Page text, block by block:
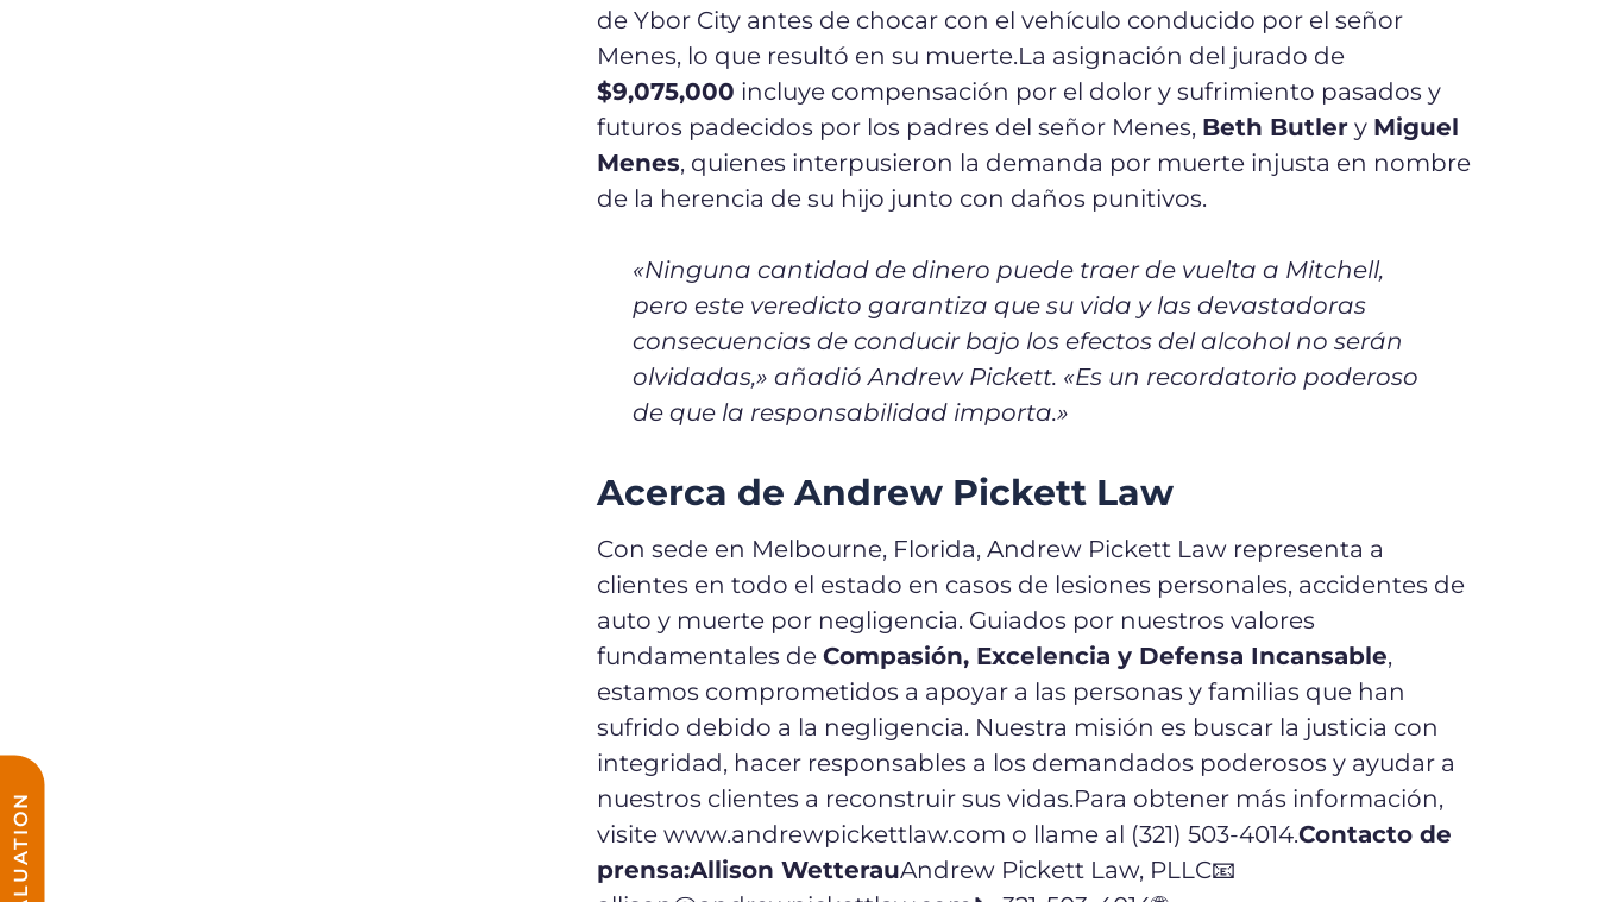
de Ybor City antes de chocar con el vehículo conducido por el señor
Menes, lo que resultó en su muerte.La asignación del jurado de
$9,075,000 incluye compensación por el dolor y sufrimiento pasados y
futuros padecidos por los padres del señor Menes, Beth Butlery Miguel
Menes, quienes interpusieron la demanda por muerte injusta en nombre
de la herencia de su hijo junto con daños punitivos.
«Ninguna cantidad de dinero puede traer de vuelta a Mitchell,
pero este veredicto garantiza que su vida y las devastadoras
consecuencias de conducir bajo los efectos del alcohol no serán
olvidadas,» añadió Andrew Pickett. «Es un recordatorio poderoso
de que la responsabilidad importa.»
Acerca de Andrew Pickett Law
Con sede en Melbourne, Florida, Andrew Pickett Law representa a
clientes en todo el estado en casos de lesiones personales, accidentes de
auto y muerte por negligencia. Guiados por nuestros valores
fundamentales de Compasión, Excelencia y Defensa Incansable,
estamos comprometidos a apoyar a las personas y familias que han
sufrido debido a la negligencia. Nuestra misión es buscar la justicia con
integridad, hacer responsables a los demandados poderosos y ayudar a
nuestros clientes a reconstruir sus vidas.Para obtener más información,
visite www.andrewpickettlaw.com o llame al (321) 503-4014.Contacto de
prensa:Allison WetterauAndrew Pickett Law, PLLC📧